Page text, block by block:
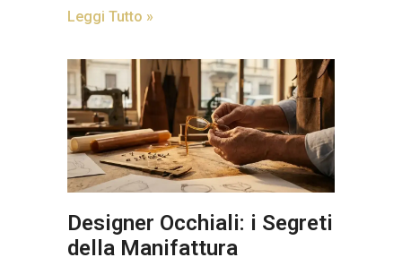
Leggi Tutto »
Designer Occhiali: i Segreti
della Manifattura